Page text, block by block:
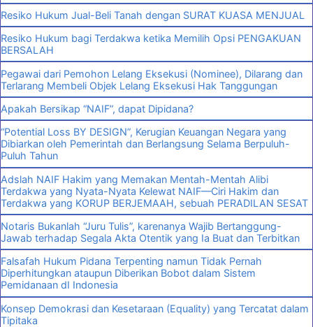
Resiko Hukum Jual-Beli Tanah dengan SURAT KUASA MENJUAL
Resiko Hukum bagi Terdakwa ketika Memilih Opsi PENGAKUAN
BERSALAH
Pegawai dari Pemohon Lelang Eksekusi (Nominee), Dilarang dan
Terlarang Membeli Objek Lelang Eksekusi Hak Tanggungan
Apakah Bersikap “NAIF”, dapat Dipidana?
“Potential Loss BY DESIGN”, Kerugian Keuangan Negara yang
Dibiarkan oleh Pemerintah dan Berlangsung Selama Berpuluh-
Puluh Tahun
Adslah NAIF Hakim yang Memakan Mentah-Mentah Alibi
Terdakwa yang Nyata-Nyata Kelewat NAIF—Ciri Hakim dan
Terdakwa yang KORUP BERJEMAAH, sebuah PERADILAN SESAT
Notaris Bukanlah “Juru Tulis”, karenanya Wajib Bertanggung-
Jawab terhadap Segala Akta Otentik yang Ia Buat dan Terbitkan
Falsafah Hukum Pidana Terpenting namun Tidak Pernah
Diperhitungkan ataupun Diberikan Bobot dalam Sistem
Pemidanaan dI Indonesia
Konsep Demokrasi dan Kesetaraan (Equality) yang Tercatat dalam
Tipitaka